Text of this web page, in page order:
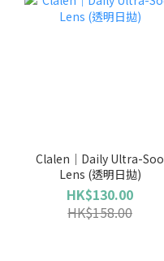
Clalen｜Daily Ultra-Soo
Lens (透明日拋)
HK$130.00
HK$158.00